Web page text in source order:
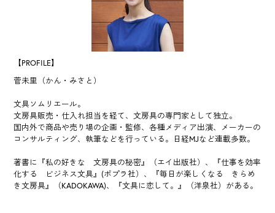
【PROFILE】
菅未里（かん・みさと）
文具ソムリエール。
文房具販売・仕入れ担当を経て、文房具の専門家として独立。
国内外で商品や売り場の企画・監修、各種メディア出演、メーカーの
コンサルティング、執筆などを行っている。日経MJなど連載多数。
著書に『私の好きな 文房具の秘密』（エイ出版社）、『仕事を効率
化する ビジネス文具』(ポプラ社）、『毎日が楽しくなる きらめ
き文房具』（KADOKAWA)、『文具に恋して。』（洋泉社）がある。